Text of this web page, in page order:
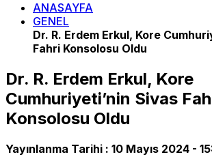
ANASAYFA
GENEL
Dr. R. Erdem Erkul, Kore
Fahri Konsolosu Oldu
Dr. R. Erdem Erkul, Kore
Cumhuriyeti’nin Sivas
Konsolosu Oldu
Yayınlanma Tarihi : 10 Mayıs 2024 -